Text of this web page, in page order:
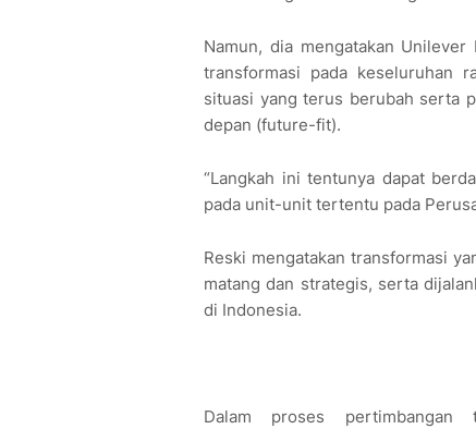
Namun, dia mengatakan
transformasi pada keseluruhan
situasi yang terus berubah serta
depan (future-fit).
“Langkah ini tentunya dapat
pada unit-unit tertentu pada
Reski mengatakan transformasi
matang dan strategis, serta
di Indonesia.
Dalam proses pertimbangan